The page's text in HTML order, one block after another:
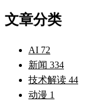
文章分类
AI 72
新闻 334
技术解读 44
动漫 1